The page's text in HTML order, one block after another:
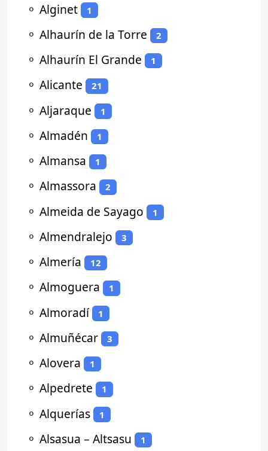
⚬ Alginet 1
⚬ Alhaurín de la Torre 2
⚬ Alhaurín El Grande 1
⚬ Alicante 21
⚬ Aljaraque 1
⚬ Almadén 1
⚬ Almansa 1
⚬ Almassora 2
⚬ Almeida de Sayago 1
⚬ Almendralejo 3
⚬ Almería 12
⚬ Almoguera 1
⚬ Almoradí 1
⚬ Almuñécar 3
⚬ Alovera 1
⚬ Alpedrete 1
⚬ Alquerías 1
⚬ Alsasua – Altsasu 1